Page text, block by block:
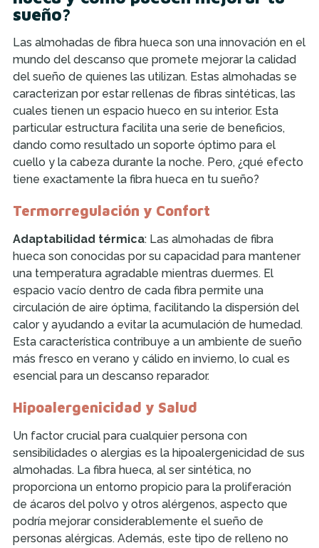
sueño?
Las almohadas de fibra hueca son una innovación en el
mundo del descanso que promete mejorar la calidad
del sueño de quienes las utilizan. Estas almohadas se
caracterizan por estar rellenas de fibras sintéticas, las
cuales tienen un espacio hueco en su interior. Esta
particular estructura facilita una serie de beneficios,
dando como resultado un soporte óptimo para el
cuello y la cabeza durante la noche. Pero, ¿qué efecto
tiene exactamente la fibra hueca en tu sueño?
Termorregulación y Confort
Adaptabilidad térmica: Las almohadas de fibra
hueca son conocidas por su capacidad para mantener
una temperatura agradable mientras duermes. El
espacio vacío dentro de cada fibra permite una
circulación de aire óptima, facilitando la dispersión del
calor y ayudando a evitar la acumulación de humedad.
Esta característica contribuye a un ambiente de sueño
más fresco en verano y cálido en invierno, lo cual es
esencial para un descanso reparador.
Hipoalergenicidad y Salud
Un factor crucial para cualquier persona con
sensibilidades o alergias es la hipoalergenicidad de sus
almohadas. La fibra hueca, al ser sintética, no
proporciona un entorno propicio para la proliferación
de ácaros del polvo y otros alérgenos, aspecto que
podría mejorar considerablemente el sueño de
personas alérgicas. Además, este tipo de relleno no